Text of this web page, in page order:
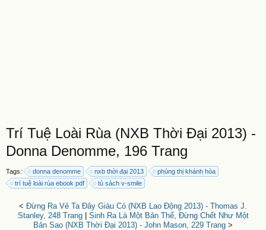
Trí Tuệ Loài Rùa (NXB Thời Đại 2013) -
Donna Denomme, 196 Trang
Tags: donna denomme nxb thời đại 2013
phùng thị khánh hòa
trí tuệ loài rùa ebook pdf
tủ sách v-smile
< Đừng Ra Vẻ Ta Đây Giàu Có (NXB Lao Động 2013) - Thomas J.
Stanley, 248 Trang| Sinh Ra Là Một Bản Thể, Đừng Chết Như Một
Bản Sao (NXB Thời Đại 2013) - John Mason, 229 Trang >